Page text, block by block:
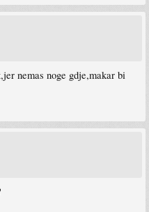
nemas noge gdje,makar bi